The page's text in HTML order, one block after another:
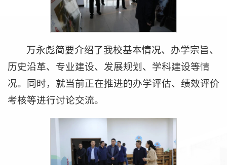
万永彪简要介绍了我校基本情况、办学宗旨、
历史沿革、专业建设、发展规划、学科建设等情
况。同时，就当前正在推进的办学评估、绩效评价
考核等进行讨论交流。